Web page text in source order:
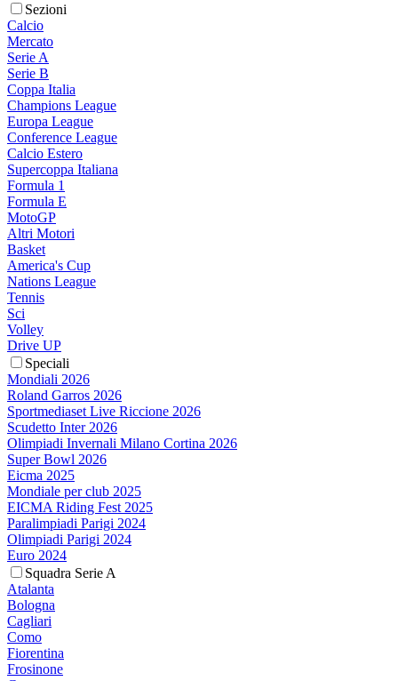
Sezioni
Calcio
Mercato
Serie A
Serie B
Coppa Italia
Champions League
Europa League
Conference League
Calcio Estero
Supercoppa Italiana
Formula 1
Formula E
MotoGP
Altri Motori
Basket
America's Cup
Nations League
Tennis
Sci
Volley
Drive UP
Speciali
Mondiali 2026
Roland Garros 2026
Sportmediaset Live Riccione 2026
Scudetto Inter 2026
Olimpiadi Invernali Milano Cortina 2026
Super Bowl 2026
Eicma 2025
Mondiale per club 2025
EICMA Riding Fest 2025
Paralimpiadi Parigi 2024
Olimpiadi Parigi 2024
Euro 2024
Squadra Serie A
Atalanta
Bologna
Cagliari
Como
Fiorentina
Frosinone